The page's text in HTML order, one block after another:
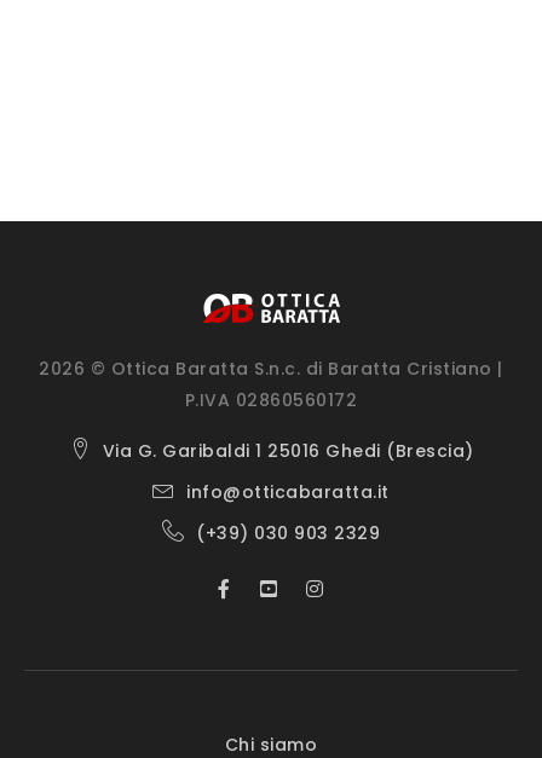
2026 © Ottica Baratta S.n.c. di Baratta Cristiano |
P.IVA 02860560172
Via G. Garibaldi 1 25016 Ghedi (Brescia)
info@otticabaratta.it
(+39) 030 903 2329
Chi siamo